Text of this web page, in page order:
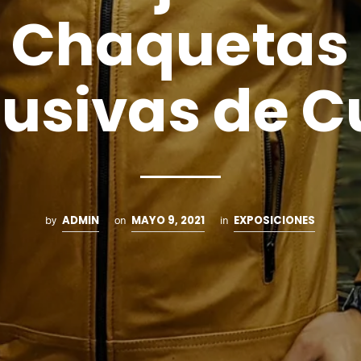
Chaquetas
de
by ADMIN on MAYO 9, 2021 in EXPOSICIONES